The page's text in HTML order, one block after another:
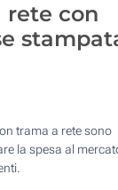
rete con
trama a rete sono
la spesa al